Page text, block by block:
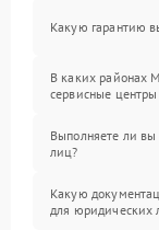
Какую гарантию
В каких районах
сервисные
Выполняете ли
лиц?
Какую
для юридических